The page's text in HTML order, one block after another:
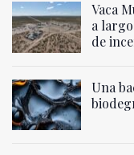
Vaca
a
de
Una